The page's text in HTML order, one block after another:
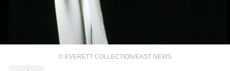
© EVERETT COLLECTION/EAST NEWS